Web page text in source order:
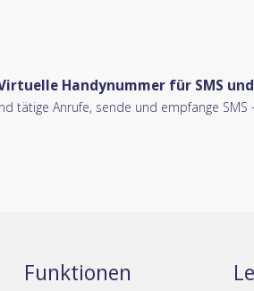
Handynummer für SMS
tätige Anrufe, sende und empfange
Funktionen